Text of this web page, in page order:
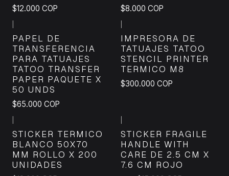
$12.000 COP $8.000 COP
PAPEL DE
TRANSFERENCIA
PARA TATUAJES
TATOO TRANSFER
PAPER PAQUETE X
50 UNDS
$65.000 COP
IMPRESORA DE
TATUAJES TATOO
STENCIL PRINTER
TERMICO M8
$300.000 COP
STICKER TERMICO
BLANCO 50X70
MM ROLLO X 200
UNIDADES
STICKER FRAGILE
HANDLE WITH
CARE DE 2.5 CM X
7.6 CM ROJO